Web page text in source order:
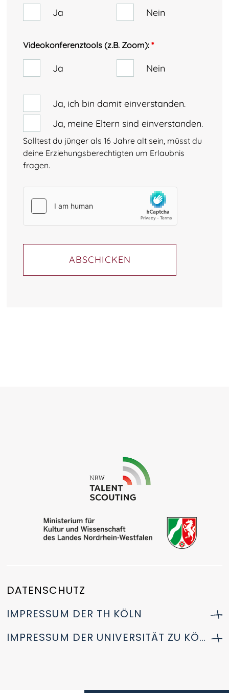
Ja Nein
Videokonferenztools (z.B. Zoom):*
Ja Nein
Ja, ich bin damit einverstanden.
Ja, meine Eltern sind einverstanden.
Solltest du jünger als 16 Jahre alt sein, müsst du
deine Erziehungsberechtigten um Erlaubnis
fragen.
ABSCHICKEN
DATENSCHUTZ
IMPRESSUM DER TH KÖLN
IMPRESSUM DER UNIVERSITÄT ZU KÖLN